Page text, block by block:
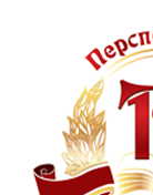
содержимому